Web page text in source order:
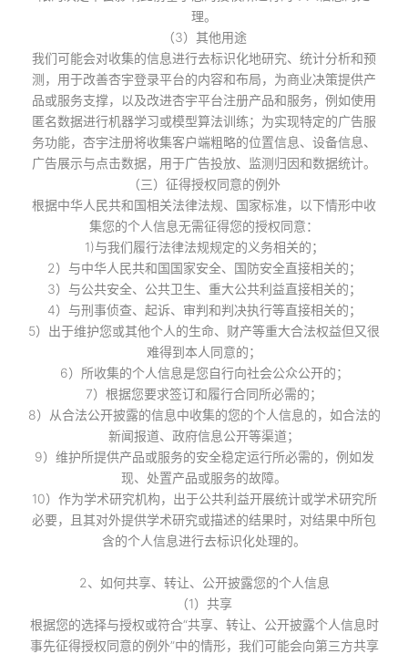
理。
（3）其他用途
我们可能会对收集的信息进行去标识化地研究、统计分析和预
测，用于改善杏宇登录平台的内容和布局，为商业决策提供产
品或服务支撑，以及改进杏宇平台注册产品和服务，例如使用
匿名数据进行机器学习或模型算法训练；为实现特定的广告服
务功能，杏宇注册将收集客户端粗略的位置信息、设备信息、
广告展示与点击数据，用于广告投放、监测归因和数据统计。
（三）征得授权同意的例外
根据中华人民共和国相关法律法规、国家标准，以下情形中收
集您的个人信息无需征得您的授权同意：
1)与我们履行法律法规规定的义务相关的；
2）与中华人民共和国国家安全、国防安全直接相关的；
3）与公共安全、公共卫生、重大公共利益直接相关的；
4）与刑事侦查、起诉、审判和判决执行等直接相关的；
5）出于维护您或其他个人的生命、财产等重大合法权益但又很
难得到本人同意的；
6）所收集的个人信息是您自行向社会公众公开的；
7）根据您要求签订和履行合同所必需的；
8）从合法公开披露的信息中收集的您的个人信息的，如合法的
新闻报道、政府信息公开等渠道；
9）维护所提供产品或服务的安全稳定运行所必需的，例如发
现、处置产品或服务的故障。
10）作为学术研究机构，出于公共利益开展统计或学术研究所
必要，且其对外提供学术研究或描述的结果时，对结果中所包
含的个人信息进行去标识化处理的。
2、如何共享、转让、公开披露您的个人信息
（1）共享
根据您的选择与授权或符合“共享、转让、公开披露个人信息时
事先征得授权同意的例外”中的情形，我们可能会向第三方共享